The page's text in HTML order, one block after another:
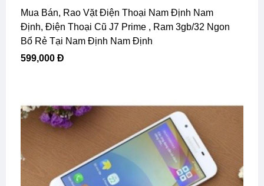
Mua Bán, Rao Vặt Điện Thoại Nam Định Nam
Định, Điện Thoại Cũ J7 Prime , Ram 3gb/32 Ngon
Bổ Rẻ Tại Nam Định Nam Định
599,000 Đ